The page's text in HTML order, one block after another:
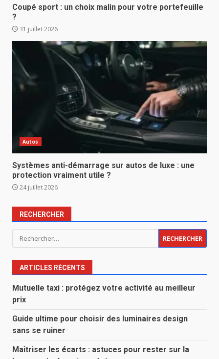
Coupé sport : un choix malin pour votre portefeuille
?
31 juillet 2026
Autos
Systèmes anti-démarrage sur autos de luxe : une
protection vraiment utile ?
24 juillet 2026
RECHERCHER
Rechercher :
ARTICLES RÉCENTS
Mutuelle taxi : protégez votre activité au meilleur
prix
Guide ultime pour choisir des luminaires design
sans se ruiner
Maîtriser les écarts : astuces pour rester sur la